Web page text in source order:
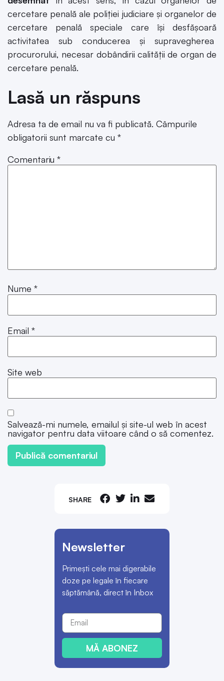
SHARE
Newsletter
Primești cele mai digerabile
doze pe legale în fiecare
săptămână, direct în Inbox
MĂ ABONEZ
cercetare penală ale poliției judiciare și organelor de
cercetare penală speciale care își desfășoară
activitatea sub conducerea și supravegherea
procurorului, necesar dobândirii calității de organ de
cercetare penală.
Lasă un răspuns
Adresa ta de email nu va fi publicată. Câmpurile
obligatorii sunt marcate cu *
Comentariu *
Nume *
Email *
Site web
Salvează-mi numele, emailul și site-ul web în acest
navigator pentru data viitoare când o să comentez.